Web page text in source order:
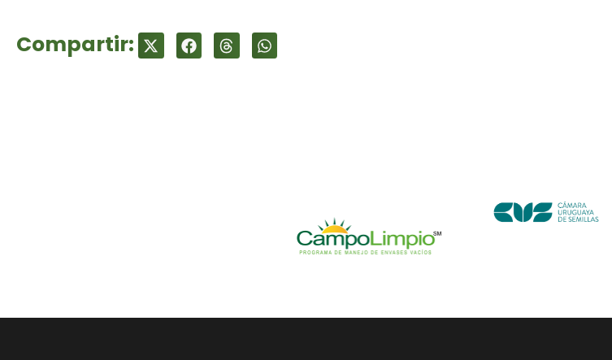
Compartir: